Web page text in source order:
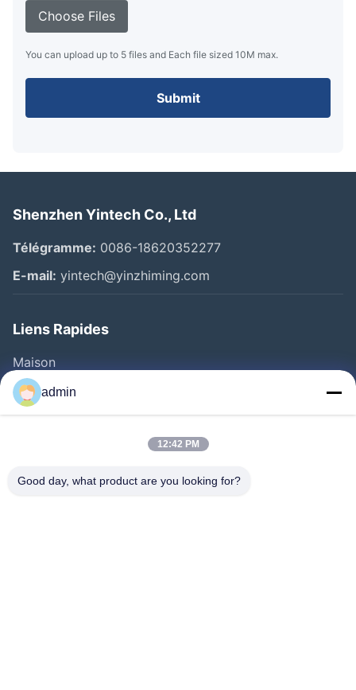
Choose Files
You can upload up to 5 files and Each file sized 10M max.
Submit
Shenzhen Yintech Co., Ltd
Télégramme: 0086-18620352277
E-mail: yintech@yinzhiming.com
Liens Rapides
Maison
Produits
Vidéos
Visite D'usine
admin
12:42 PM
Good day, what product are you looking for?